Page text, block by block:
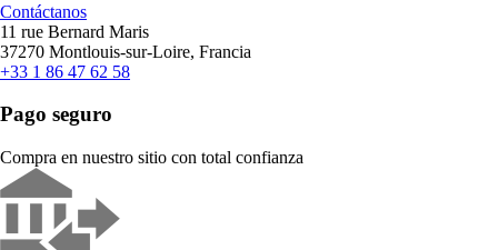
Contáctanos
11 rue Bernard Maris
37270 Montlouis-sur-Loire, Francia
+33 1 86 47 62 58
Pago seguro
Compra en nuestro sitio con total confianza